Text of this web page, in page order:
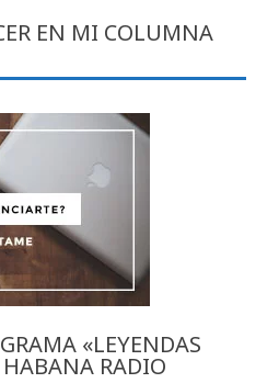
EN MI COLUMNA
«LEYENDAS
HABANA RADIO